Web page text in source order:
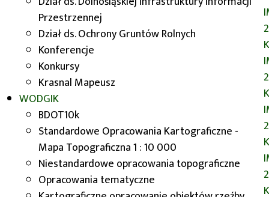
Przestrzennej
Dział ds. Ochrony Gruntów Rolnych
Konferencje
Konkursy
Krasnal Mapeusz
WODGIK
BDOT10k
Standardowe Opracowania Kartograficzne -
Mapa Topograficzna 1 : 10 000
Niestandardowe opracowania topograficzne
Opracowania tematyczne
Wrocławski GISDAY 2017
W dniach 15 - 16 listopada 2017 r.
Wydział Geodezji i Kartografii
aktywnie uczestniczył w obchodach
Międzynarodowego Dnia Systemów
Informacji Przestrzennej.
Byliśmy obecni na IV Wrocławskim